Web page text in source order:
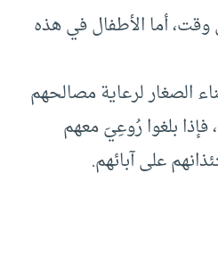
وقت، أما الأطفال في هذه
الصغار لرعاية مصالحهم
بلغوا رُوعِيَ معهم
على آبائهم.